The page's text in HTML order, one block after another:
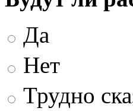
Да
Нет
Трудно